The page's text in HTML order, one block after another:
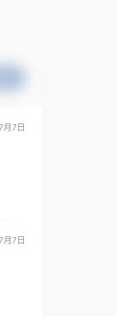
月7日
月7日